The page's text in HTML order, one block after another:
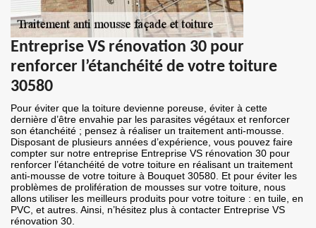
Entreprise VS rénovation 30 pour
renforcer l’étanchéité de votre toiture
30580
Pour éviter que la toiture devienne poreuse, éviter à cette
dernière d’être envahie par les parasites végétaux et renforcer
son étanchéité ; pensez à réaliser un traitement anti-mousse.
Disposant de plusieurs années d’expérience, vous pouvez faire
compter sur notre entreprise Entreprise VS rénovation 30 pour
renforcer l’étanchéité de votre toiture en réalisant un traitement
anti-mousse de votre toiture à Bouquet 30580. Et pour éviter les
problèmes de prolifération de mousses sur votre toiture, nous
allons utiliser les meilleurs produits pour votre toiture : en tuile, en
PVC, et autres. Ainsi, n’hésitez plus à contacter Entreprise VS
rénovation 30.